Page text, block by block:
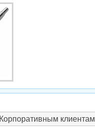
Корпоративным клиентам